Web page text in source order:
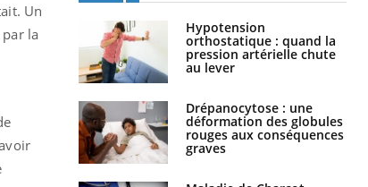
Un
la
Hypotension
orthostatique : quand la
pression artérielle chute
au lever
Drépanocytose : une
déformation des globules
rouges aux conséquences
graves